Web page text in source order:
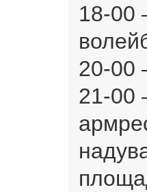
18-00
20-00
21-00